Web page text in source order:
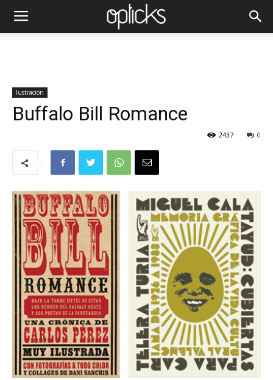
Iustración
Buffalo Bill Romance
0
2437